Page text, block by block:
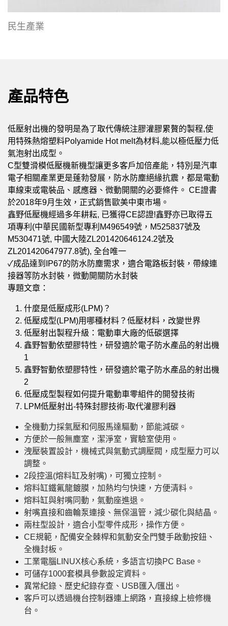
民生產業
產品特色
低壓射出機的發明是為了取代傳統注膠灌膠累贅的製程,使
用特殊熱熔塑料Polyamide Hot melt為材料,能以極低壓力低
氣泡射出成型。
C型雙滑模低壓機新機型讓更多客戶加倍產能，特別是汽車
電子相關產業更是蓬勃發展，防水防塵絕緣抗震，都是電動
車線束或電裝品、感應器、微動開關的必要條件。 CE證書
於2018年9月生效，正式銷售歐美中東市場。
鑫野低壓機經過多年耕耘, 已獲得CE認證!鑫野亦已取得五
項專利(中華民國新型專利M496549號，M525837號及
M530471號, 中國大陸ZL201420646124.2號及
ZL201420647977.8號), 全台唯一
✓成品達到IP67的防水防塵需求，適合電路板封裝，帶線連
接器等防水封裝，微動開關防水封裝
專題文章：
什麼是低壓成形(LPM)？
低壓成型(LPM)用哪種材料？低壓材料，改變世界
低壓射出製程升級：電動車大廠的低碳選擇
鑫野智動依塑膠特性，研發適於電子防水產品的射出機
1
鑫野智動依塑膠特性，研發適於電子防水產品的射出機
2
低壓成型製程如何提升電動車零組件的開發技術
LPM低壓射出-特殊封膠技術-取代灌膠利器
全機動力採氣壓和伺服馬達驅動，節能減碳。
方便於一般無塵室，潔淨室，實驗室使用。
洩壓裝置設計，機械式與氣動式調壓閥，成型壓力可以
調整。
2段控溫(熔料缸及射嘴)，可獨立控制。
熔料缸鐵氟龍鍍膜，加熱均勻快速，方便清料。
熔料缸與射嘴同動，氣動座進退。
射嘴直接和齒輪泵連接、無保溫管，減少碳化與結晶。
兩柱型設計，適合小型零件成形，操作方便。
CE規範，配備安全棘桿和氣動安全門雙手啟動按鈕、
全機封板。
工業電腦LINUX核心系統，多語言切換PC Base。
可儲存1000套模具參數設定資料。
異常紀錄、歷史紀錄存查、USB匯入/匯出。
客戶可以透過機台控制器連上網路，直接線上檢修機
台。